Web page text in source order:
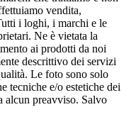
vendita,
i loghi, i marchi e le
Ne è vietata la
ai prodotti da noi
descrittivo dei servizi
Le foto sono solo
tecniche e/o estetiche dei
alcun preavviso. Salvo